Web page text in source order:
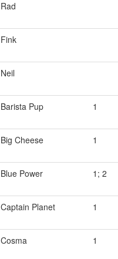
Rad
Fink
Neil
Barista Pup 1
Big Cheese 1
Blue Power 1; 2
Captain Planet 1
Cosma 1